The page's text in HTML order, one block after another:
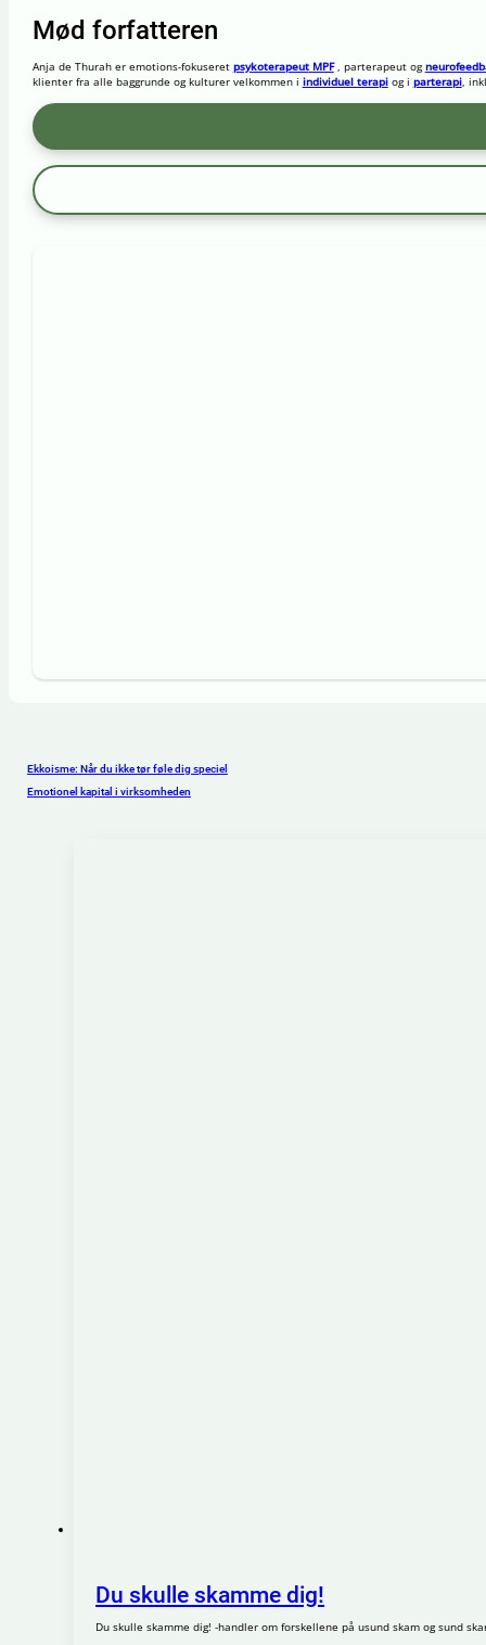
Mød forfatteren
Anja de Thurah er emotions-fokuseret psykoterapeutMPF, parterapeutog
klienter fra alle baggrunde og kulturer velkommen i individuel terapiog i parterapi,
Ekkoisme: Når du ikke tør føle dig speciel
Emotionel kapital i virksomheden
Du skulle skamme dig!
Du skulle skamme dig! -handler om forskellene på usund skam og sund